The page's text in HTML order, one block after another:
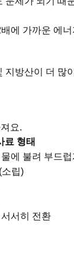
에 가까운 에
방산이 더
요.
료 형태
에 불려 부드럽
립)
서히 전환